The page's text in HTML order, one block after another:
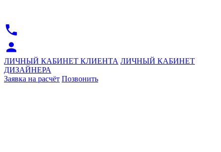
ЛИЧНЫЙ КАБИНЕТ КЛИЕНТА ЛИЧНЫЙ КАБИНЕТ
ДИЗАЙНЕРА
Заявка на расчёт Позвонить